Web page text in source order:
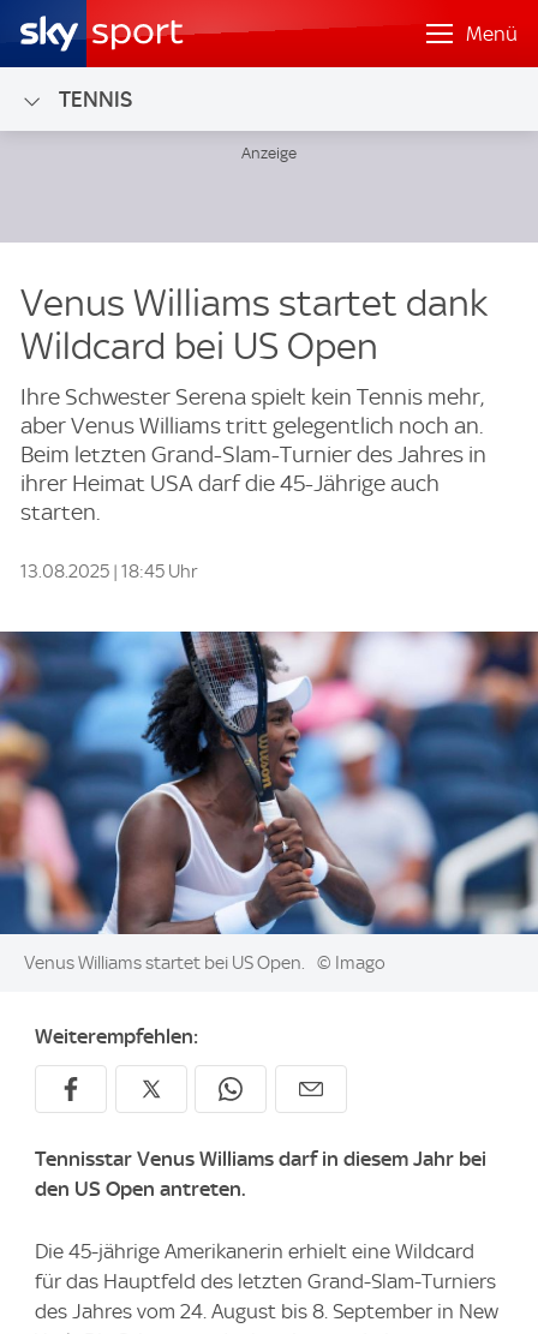
Menü
TENNIS
Venus Williams startet dank
Wildcard bei US Open
Ihre Schwester Serena spielt kein Tennis mehr,
aber Venus Williams tritt gelegentlich noch an.
Beim letzten Grand-Slam-Turnier des Jahres in
ihrer Heimat USA darf die 45-Jährige auch
starten.
13.08.2025 | 18:45 Uhr
Image:
Venus Williams startet bei US Open. © Imago
Weiterempfehlen:
Tennisstar Venus Williams darf in diesem Jahr bei
den US Open antreten.
Die 45-jährige Amerikanerin erhielt eine Wildcard
für das Hauptfeld des letzten Grand-Slam-Turniers
des Jahres vom 24. August bis 8. September in New